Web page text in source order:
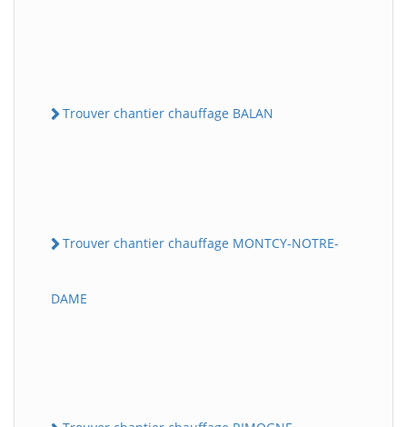
Trouver chantier chauffage BALAN
Trouver chantier chauffage MONTCY-NOTRE-
DAME